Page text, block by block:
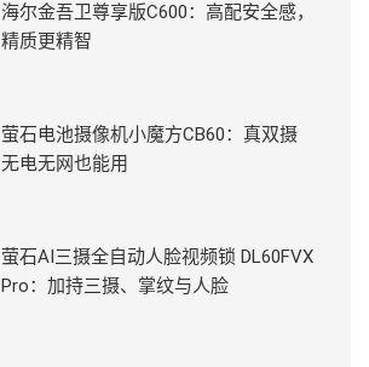
海尔金吾卫尊享版C600：高配安全感，
精质更精智
萤石电池摄像机小魔方CB60：真双摄
无电无网也能用
萤石AI三摄全自动人脸视频锁 DL60FVX
Pro：加持三摄、掌纹与人脸